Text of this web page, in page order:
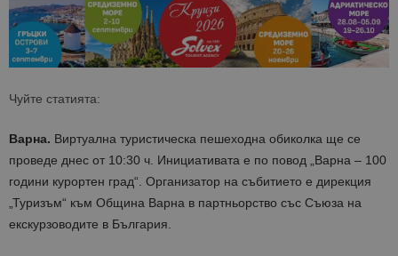
Чуйте статията:
Варна. Виртуална туристическа пешеходна обиколка ще се
проведе днес от 10:30 ч. Инициативата е по повод „Варна – 100
години курортен град“. Организатор на събитието е дирекция
„Туризъм“ към Община Варна в партньорство със Съюза на
екскурзоводите в България.